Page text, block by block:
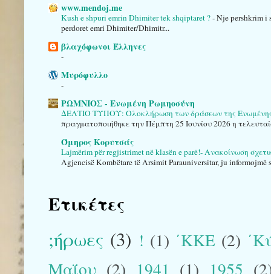
www.mendoj.me
Kush e shpuri emrin Dhimiter tek shqiptaret ?-Nje pershkrim i
perdoret emri Dhimiter/Dhimitr...
βλαχόφωνοι Έλληνες
-
Μυρόφυλλο
-
ΡΩΜΝΙΟΣ - Ενωμένη Ρωμηοσύνη
ΔΕΛΤΙΟ ΤΥΠΟΥ: Ολοκλήρωση των δράσεων της Ενωμένης
πραγματοποιήθηκε την Πέμπτη 25 Ιουνίου 2026 η
Όμηρος Κορυτσάς
Lajmërim për regjistrimet në klasën e parë!- Ανακοίνωση
Agjencisë Kombëtare të Arsimit Parauniversitar, ju informojmë
Ετικέτες
;ήρωες (3) ! (1) ΄ΚΚΕ (2)
Μαΐου (2) 1941 (1) 1955